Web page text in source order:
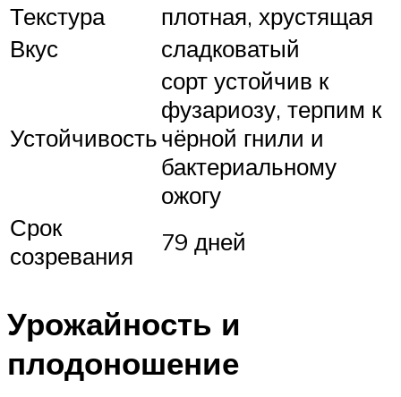
Текстура
плотная, хрустящая
Вкус
сладковатый
Устойчивость
сорт устойчив к
фузариозу, терпим к
чёрной гнили и
бактериальному
ожогу
Срок
созревания
79 дней
Урожайность и
плодоношение